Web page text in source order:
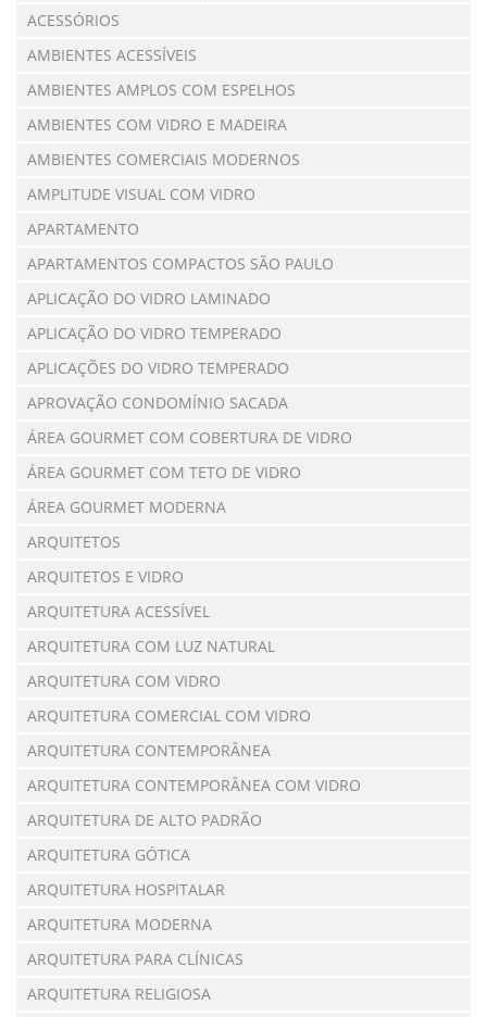
ACESSÓRIOS
AMBIENTES ACESSÍVEIS
AMBIENTES AMPLOS COM ESPELHOS
AMBIENTES COM VIDRO E MADEIRA
AMBIENTES COMERCIAIS MODERNOS
AMPLITUDE VISUAL COM VIDRO
APARTAMENTO
APARTAMENTOS COMPACTOS SÃO PAULO
APLICAÇÃO DO VIDRO LAMINADO
APLICAÇÃO DO VIDRO TEMPERADO
APLICAÇÕES DO VIDRO TEMPERADO
APROVAÇÃO CONDOMÍNIO SACADA
ÁREA GOURMET COM COBERTURA DE VIDRO
ÁREA GOURMET COM TETO DE VIDRO
ÁREA GOURMET MODERNA
ARQUITETOS
ARQUITETOS E VIDRO
ARQUITETURA ACESSÍVEL
ARQUITETURA COM LUZ NATURAL
ARQUITETURA COM VIDRO
ARQUITETURA COMERCIAL COM VIDRO
ARQUITETURA CONTEMPORÂNEA
ARQUITETURA CONTEMPORÂNEA COM VIDRO
ARQUITETURA DE ALTO PADRÃO
ARQUITETURA GÓTICA
ARQUITETURA HOSPITALAR
ARQUITETURA MODERNA
ARQUITETURA PARA CLÍNICAS
ARQUITETURA RELIGIOSA